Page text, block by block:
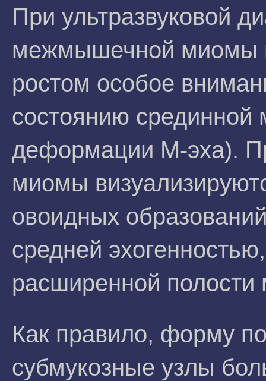
При ультразвуковой
межмышечной миомы
ростом особое
состоянию срединной
деформации М-эха).
миомы
овоидных
средней
расширенной полости
Как правило, форму
субмукозные узлы